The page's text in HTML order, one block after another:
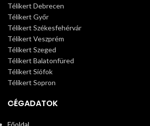
Télikert Debrecen
Télikert Győr
Télikert Székesfehérvár
Télikert Veszprém
Télikert Szeged
Télikert Balatonfüred
Télikert Siófok
Télikert Sopron
CÉGADATOK
Főoldal